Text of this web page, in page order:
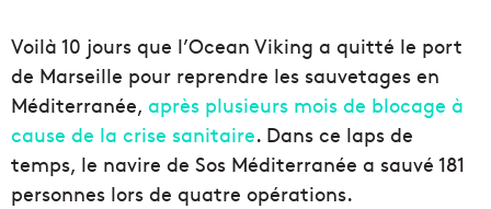
Voilà 10 jours que l’Ocean Viking a quitté le port
de Marseille pour reprendre les sauvetages en
Méditerranée, après plusieurs mois de blocage à
cause de la crise sanitaire. Dans ce laps de
temps, le navire de Sos Méditerranée a sauvé 181
personnes lors de quatre opérations.